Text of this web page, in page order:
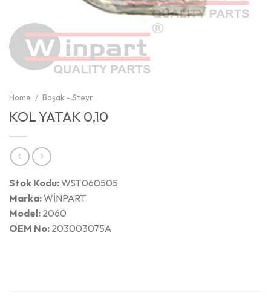
Home / Başak - Steyr
KOL YATAK 0,10
Stok Kodu:WST060505
Marka:WİNPART
Model: 2060
OEM No: 203003075A